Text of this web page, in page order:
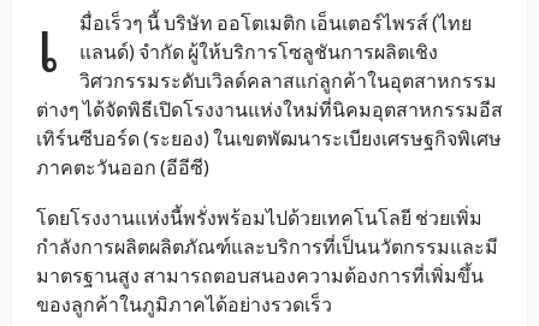
เ
มื่อเร็วๆ นี้ บริษัท ออโตเมติก เอ็นเตอร์ไพรส์ (ไทย
แลนด์) จำกัด ผู้ให้บริการโซลูชันการผลิตเชิง
วิศวกรรมระดับเวิลด์คลาสแก่ลูกค้าในอุตสาหกรรม
ต่างๆ ได้จัดพิธีเปิดโรงงานแห่งใหม่ที่นิคมอุตสาหกรรมอีส
เทิร์นซีบอร์ด (ระยอง) ในเขตพัฒนาระเบียงเศรษฐกิจพิเศษ
ภาคตะวันออก (อีอีซี)
โดยโรงงานแห่งนี้พรั่งพร้อมไปด้วยเทคโนโลยี ช่วยเพิ่ม
กำลังการผลิตผลิตภัณฑ์และบริการที่เป็นนวัตกรรมและมี
มาตรฐานสูง สามารถตอบสนองความต้องการที่เพิ่มขึ้น
ของลูกค้าในภูมิภาคได้อย่างรวดเร็ว